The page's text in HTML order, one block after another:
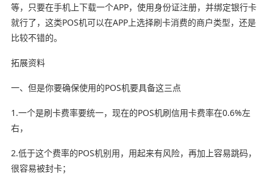
等，只要在手机上下载一个APP，使用身份证注册，并绑定银行卡
就行了，这类POS机可以在APP上选择刷卡消费的商户类型，还是
比较不错的。
拓展资料
一、但是你要确保使用的POS机要具备这三点
1.一个是刷卡费率要统一，现在的POS机刷信用卡费率在0.6%左
右，
2.低于这个费率的POS机别用，用起来有风险，再加上容易跳码，
很容易被封卡；